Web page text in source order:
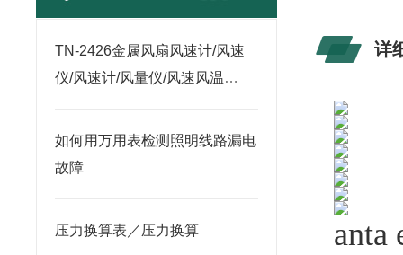
TN-2426金属风扇风速计/风速
仪/风速计/风量仪/风速风温
如何用万用表检测照明线路漏电
故障
压力换算表／压力换算
详
anta